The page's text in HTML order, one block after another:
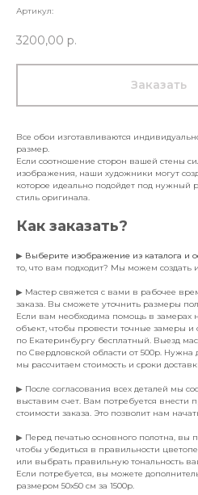
Артикул:
3200,00 р.
Заказать
Все обои изготавливаются
размер.
Если соотношение сторон вашей стены
изображения, наши художники могут
которое идеально подойдет под нужный
стиль оригинала.
Как заказать?
▶ Выберите изображение из каталога и
то, что вам подходит? Мы можем создать
▶ Мастер свяжется с вами в рабочее
заказа. Вы сможете уточнить размеры
Если вам необходима помощь в замерах
объект, чтобы провести точные замеры и
по Екатеринбургу бесплатный. Выезд
по Свердловской области от 500р. Нужна
мы рассчитаем стоимость и сроки
▶ После согласования всех деталей мы
выставим счет. Вам потребуется внести
стоимости заказа. Это позволит нам
▶ Перед печатью основного полотна, вы
чтобы убедиться в правильности
или выбрать правильную тональность
Если потребуется, вы можете
размером 50х50 см за 1500р.